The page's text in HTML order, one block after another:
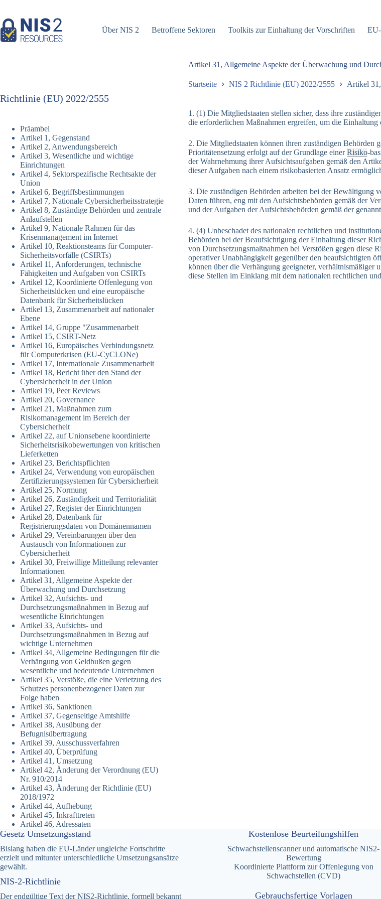
springen
Über NIS 2
Betroffene Sektoren Toolkits zur Einhaltung der Vorschriften
Artikel 31, Allgemeine Aspekte der Überwachung und
Startseite NIS 2 Richtlinie (EU) 2022/2555 Artikel
1. (1) Die Mitgliedstaaten stellen sicher, dass ihre
die erforderlichen Maßnahmen ergreifen, um die Einhaltung
2. Die Mitgliedstaaten können ihren zuständigen Behörden
Prioritätensetzung erfolgt auf der Grundlage einerRisiko-
der Wahrnehmung ihrer Aufsichtsaufgaben gemäß den
dieser Aufgaben nach einem risikobasierten Ansatz
3. Die zuständigen Behörden arbeiten bei der Bewältigung
Daten führen, eng mit den Aufsichtsbehörden gemäß der
und der Aufgaben der Aufsichtsbehörden gemäß der
4. (4) Unbeschadet des nationalen rechtlichen und
Behörden bei der Beaufsichtigung der Einhaltung dieser
von Durchsetzungsmaßnahmen bei Verstößen gegen diese
operativer Unabhängigkeit gegenüber den beaufsichtigten
können über die Verhängung geeigneter,
diese Stellen im Einklang mit dem nationalen rechtlichen
Richtlinie (EU) 2022/2555
Präambel
Artikel 1, Gegenstand
Artikel 2, Anwendungsbereich
Artikel 3, Wesentliche und wichtige
Einrichtungen
Artikel 4, Sektorspezifische Rechtsakte der
Union
Artikel 6, Begriffsbestimmungen
Artikel 7, Nationale Cybersicherheitsstrategie
Artikel 8, Zuständige Behörden und zentrale
Anlaufstellen
Artikel 9, Nationale Rahmen für das
Krisenmanagement im Internet
Artikel 10, Reaktionsteams für Computer-
Sicherheitsvorfälle (CSIRTs)
Artikel 11, Anforderungen, technische
Fähigkeiten und Aufgaben von CSIRTs
Artikel 12, Koordinierte Offenlegung von
Sicherheitslücken und eine europäische
Datenbank für Sicherheitslücken
Artikel 13, Zusammenarbeit auf nationaler
Ebene
Artikel 14, Gruppe "Zusammenarbeit
Artikel 15, CSIRT-Netz
Artikel 16, Europäisches Verbindungsnetz
für Computerkrisen (EU-CyCLONe)
Artikel 17, Internationale Zusammenarbeit
Artikel 18, Bericht über den Stand der
Cybersicherheit in der Union
Artikel 19, Peer Reviews
Artikel 20, Governance
Artikel 21, Maßnahmen zum
Risikomanagement im Bereich der
Cybersicherheit
Artikel 22, auf Unionsebene koordinierte
Sicherheitsrisikobewertungen von kritischen
Lieferketten
Artikel 23, Berichtspflichten
Artikel 24, Verwendung von europäischen
Zertifizierungssystemen für Cybersicherheit
Artikel 25, Normung
Artikel 26, Zuständigkeit und Territorialität
Artikel 27, Register der Einrichtungen
Artikel 28, Datenbank für
Registrierungsdaten von Domänennamen
Artikel 29, Vereinbarungen über den
Austausch von Informationen zur
Cybersicherheit
Artikel 30, Freiwillige Mitteilung relevanter
Informationen
Artikel 31, Allgemeine Aspekte der
Überwachung und Durchsetzung
Artikel 32, Aufsichts- und
Durchsetzungsmaßnahmen in Bezug auf
wesentliche Einrichtungen
Artikel 33, Aufsichts- und
Durchsetzungsmaßnahmen in Bezug auf
wichtige Unternehmen
Artikel 34, Allgemeine Bedingungen für die
Verhängung von Geldbußen gegen
wesentliche und bedeutende Unternehmen
Artikel 35, Verstöße, die eine Verletzung des
Schutzes personenbezogener Daten zur
Folge haben
Artikel 36, Sanktionen
Artikel 37, Gegenseitige Amtshilfe
Artikel 38, Ausübung der
Befugnisübertragung
Artikel 39, Ausschussverfahren
Artikel 40, Überprüfung
Artikel 41, Umsetzung
Artikel 42, Änderung der Verordnung (EU)
Nr. 910/2014
Artikel 43, Änderung der Richtlinie (EU)
2018/1972
Artikel 44, Aufhebung
Artikel 45, Inkrafttreten
Artikel 46, Adressaten
Gesetz Umsetzungsstand
Bislang haben die EU-Länder ungleiche Fortschritte
erzielt und mitunter unterschiedliche Umsetzungsansätze
gewählt.
NIS-2-Richtlinie
Der endgültige Text der NIS2-Richtlinie, formell bekannt
Kostenlose Beurteilungshilfen
Schwachstellenscanner und automatische NIS2-
Bewertung
Koordinierte Plattform zur Offenlegung von
Schwachstellen (CVD)
Gebrauchsfertige Vorlagen